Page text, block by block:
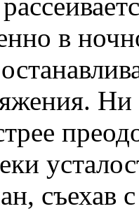
в
Ни
съехав